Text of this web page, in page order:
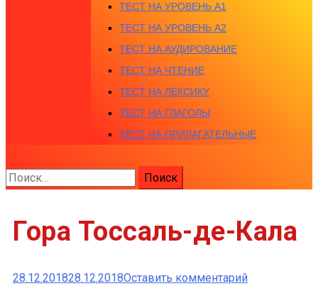
ТЕСТ НА УРОВЕНЬ A1
ТЕСТ НА УРОВЕНЬ A2
ТЕСТ НА АУДИРОВАНИЕ
ТЕСТ НА ЧТЕНИЕ
ТЕСТ НА ЛЕКСИКУ
ТЕСТ НА ГЛАГОЛЫ
ТЕСТ НА ПРИЛАГАТЕЛЬНЫЕ
Найти:
Гора Тоссаль-де-Кала
28.12.201828.12.2018Оставить комментарийк